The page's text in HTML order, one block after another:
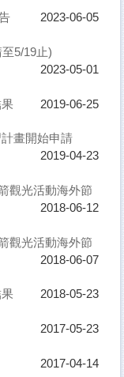
2023-06-05
5/19止)
2023-05-01
2019-06-25
畫開始申請
2019-04-23
觀光活動海外節
2018-06-12
觀光活動海外節
2018-06-07
2018-05-23
2017-05-23
2017-04-14